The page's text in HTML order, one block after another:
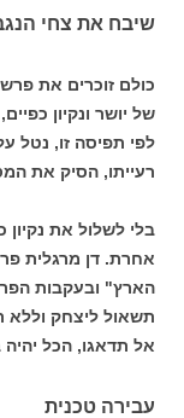
שיבח את צחי
כולם זוכרים את
של יושר ונקיון
לפי תפיסה זו, נטל
רעייתו, הסיק את
בלי לשלול את נקיון
אחרת. דן מרגלית
הארץ" ובעקבות
תשאול ליצחק
אל תדאגו, הכל
עבירה טכנית